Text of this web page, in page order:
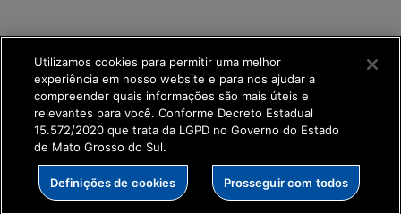
SETDIG | Secretaria-
Executiva de
Utilizamos cookies para permitir uma melhor
experiência em nosso website e para nos ajudar a
compreender quais informações são mais úteis e
relevantes para você. Conforme Decreto Estadual
15.572/2020 que trata da LGPD no Governo do Estado
de Mato Grosso do Sul.
Definições de cookies Prosseguir com todos